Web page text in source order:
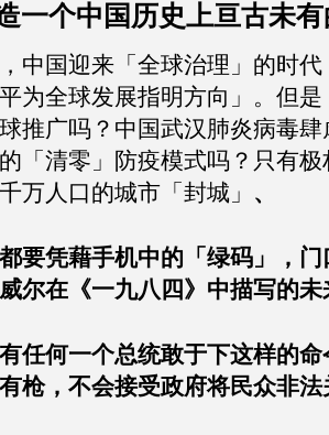
一个中国历史上亘古未
中国迎来「全球治理」的时
为全球发展指明方向」。但
推广吗？中国武汉肺炎病毒
「清零」防疫模式吗？只有
万人口的城市「封城」 、
要凭藉手机中的「绿码」，
尔在《一九八四》中描写的
任何一个总统敢于下这样的
枪，不会接受政府将民众非